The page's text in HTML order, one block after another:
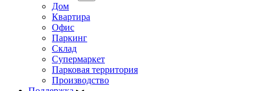
Дом
Квартира
Офис
Паркинг
Склад
Супермаркет
Парковая территория
Производство